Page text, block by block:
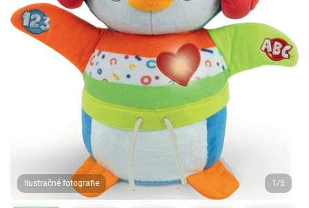
Ilustračné fotografie 1/5